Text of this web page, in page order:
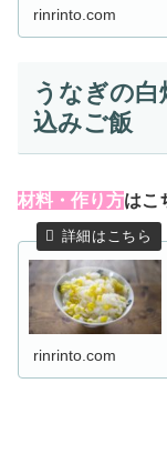
rinrinto.com
うなぎの
込みご飯
材料・作り方はこ
rinrinto.com